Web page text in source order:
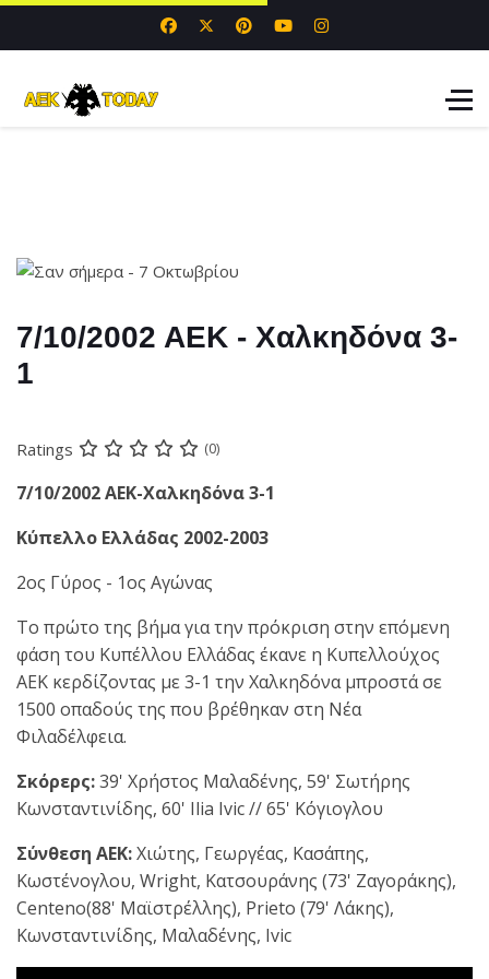
7/10/2002 ΑΕΚ - Χαλκηδόνα 3-
1
Ratings (0)
7/10/2002 ΑΕΚ-Χαλκηδόνα 3-1
Κύπελλο Ελλάδας 2002-2003
2ος Γύρος - 1ος Αγώνας
Το πρώτο της βήμα για την πρόκριση στην επόμενη
φάση του Κυπέλλου Ελλάδας έκανε η Κυπελλούχος
ΑΕΚ κερδίζοντας με 3-1 την Χαλκηδόνα μπροστά σε
1500 οπαδούς της που βρέθηκαν στη Νέα
Φιλαδέλφεια.
Σκόρερς:39' Χρήστος Μαλαδένης, 59' Σωτήρης
Κωνσταντινίδης, 60' Ilia Ivic // 65' Κόγιογλου
Σύνθεση ΑΕΚ:Χιώτης, Γεωργέας, Κασάπης,
Κωστένογλου, Wright, Κατσουράνης (73' Ζαγοράκης),
Centeno(88' Μαϊστρέλλης), Prieto (79' Λάκης),
Κωνσταντινίδης, Μαλαδένης, Ivic